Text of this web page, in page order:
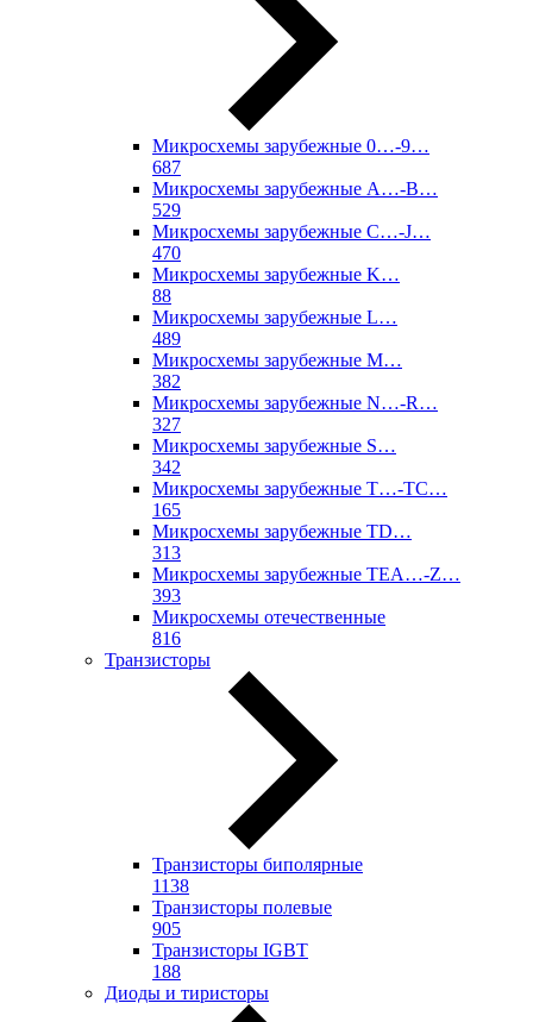
Микросхемы зарубежные 0…-9…
687
Микросхемы зарубежные A…-B…
529
Микросхемы зарубежные C…-J…
470
Микросхемы зарубежные K…
88
Микросхемы зарубежные L…
489
Микросхемы зарубежные M…
382
Микросхемы зарубежные N…-R…
327
Микросхемы зарубежные S…
342
Микросхемы зарубежные T…-TC…
165
Микросхемы зарубежные TD…
313
Микросхемы зарубежные TEA…-Z…
393
Микросхемы отечественные
816
Транзисторы
Транзисторы биполярные
1138
Транзисторы полевые
905
Транзисторы IGBT
188
Диоды и тиристоры